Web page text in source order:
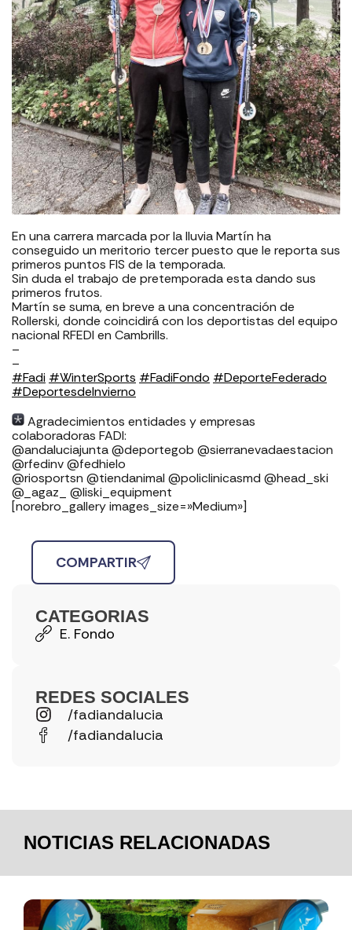
En una carrera marcada por la lluvia Martín ha
conseguido un meritorio tercer puesto que le reporta sus
primeros puntos FIS de la temporada.
Sin duda el trabajo de pretemporada esta dando sus
primeros frutos.
Martín se suma, en breve a una concentración de
Rollerski, donde coincidirá con los deportistas del equipo
nacional RFEDI en Cambrills.
–
–
#Fadi #WinterSports #FadiFondo #DeporteFederado
#DeportesdeInvierno
Agradecimientos entidades y empresas
colaboradoras FADI: ⁣⁣⁣⁣⁣⁣⁣⁣⁣⁣⁣⁣⁣⁣⁣⁣⁣⁣
⁣⁣⁣⁣@andaluciajunta @deportegob ⁣⁣⁣@sierranevadaestacion
@rfedinv @fedhielo ⁣⁣⁣⁣⁣⁣⁣⁣⁣⁣⁣⁣⁣⁣⁣⁣⁣
@riosportsn @tiendanimal @policlinicasmd @head_ski
@_agaz_ @liski_equipment
[norebro_gallery images_size=»Medium»]
COMPARTIR
CATEGORIAS
E. Fondo
REDES SOCIALES
/fadiandalucia
/fadiandalucia
NOTICIAS RELACIONADAS